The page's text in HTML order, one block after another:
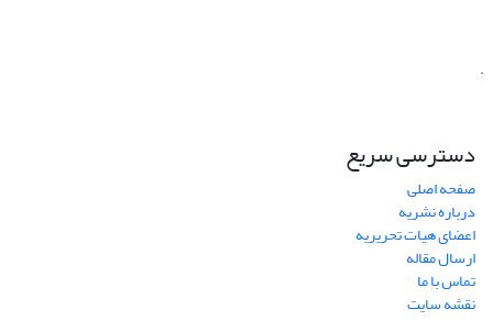
.
دسترسی سریع
صفحه اصلی
درباره نشریه
اعضای هیات تحریریه
ارسال مقاله
تماس با ما
نقشه سایت